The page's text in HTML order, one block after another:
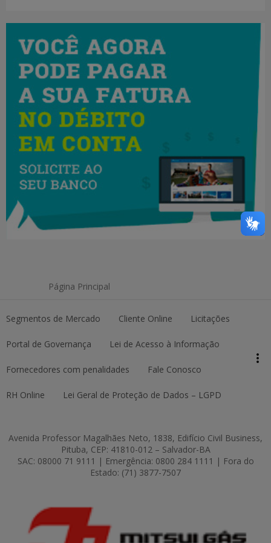
Página Principal
Segmentos de Mercado Cliente Online Licitações
Portal de Governança Lei de Acesso à Informação
Fornecedores com penalidades Fale Conosco
RH Online Lei Geral de Proteção de Dados – LGPD
more_vert
Avenida Professor Magalhães Neto, 1838, Edifício Civil Business,
Pituba, CEP: 41810-012 – Salvador-BA
SAC: 08000 71 9111 | Emergência: 0800 284 1111 | Fora do
Estado: (71) 3877-7507